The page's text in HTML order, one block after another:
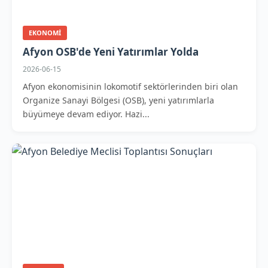
EKONOMI
Afyon OSB'de Yeni Yatırımlar Yolda
2026-06-15
Afyon ekonomisinin lokomotif sektörlerinden biri olan
Organize Sanayi Bölgesi (OSB), yeni yatırımlarla
büyümeye devam ediyor. Hazi...